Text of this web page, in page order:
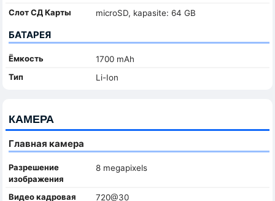
Слот СД Карты microSD, kapasite: 64 GB
БАТАРЕЯ
Ёмкость
1700 mAh
Тип
Li-Ion
КАМЕРА
Главная камера
Разрешение
изображения
8 megapixels
Видео кадровая
720@30